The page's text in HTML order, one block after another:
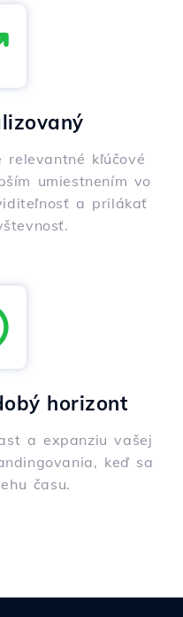
relevantné kľúčové
umiestnením vo
a prilákať
horizont
a expanziu vašej
keď sa
času.